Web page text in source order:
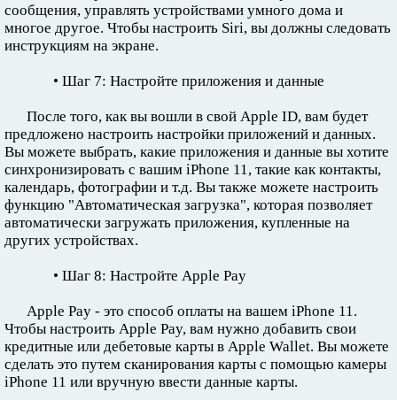
сообщения, управлять устройствами умного дома и
многое другое. Чтобы настроить Siri, вы должны следовать
инструкциям на экране.
• Шаг 7: Настройте приложения и данные
После того, как вы вошли в свой Apple ID, вам будет
предложено настроить настройки приложений и данных.
Вы можете выбрать, какие приложения и данные вы хотите
синхронизировать с вашим iPhone 11, такие как контакты,
календарь, фотографии и т.д. Вы также можете настроить
функцию "Автоматическая загрузка", которая позволяет
автоматически загружать приложения, купленные на
других устройствах.
• Шаг 8: Настройте Apple Pay
Apple Pay - это способ оплаты на вашем iPhone 11.
Чтобы настроить Apple Pay, вам нужно добавить свои
кредитные или дебетовые карты в Apple Wallet. Вы можете
сделать это путем сканирования карты с помощью камеры
iPhone 11 или вручную ввести данные карты.